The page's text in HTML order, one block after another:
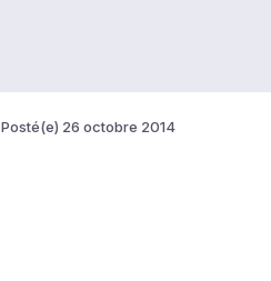
Posté(e) 26 octobre 2014